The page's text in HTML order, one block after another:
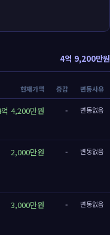
4억 9,200만원
현재가액 증감 변동사유
4,200만원 - 변동없음
2,000만원 - 변동없음
3,000만원 - 변동없음